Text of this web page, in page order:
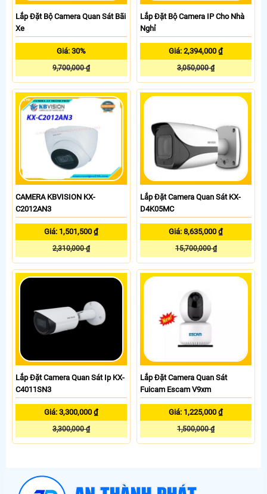
Lắp Đặt Bộ Camera Quan Sát Bãi
Xe
Giá: 30%
9,700,000 ₫
Lắp Đặt Bộ Camera IP Cho Nhà
Nghỉ
Giá: 2,394,000 ₫
3,050,000 ₫
CAMERA KBVISION KX-
C2012AN3
Giá: 1,501,500 ₫
2,310,000 ₫
Lắp Đặt Camera Quan Sát KX-
D4K05MC
Giá: 8,635,000 ₫
15,700,000 ₫
Lắp Đặt Camera Quan Sát Ip KX-
C4011SN3
Giá: 3,300,000 ₫
3,300,000 ₫
Lắp Đặt Camera Quan Sát
Fuicam Escam V9xm
Giá: 1,225,000 ₫
1,500,000 ₫